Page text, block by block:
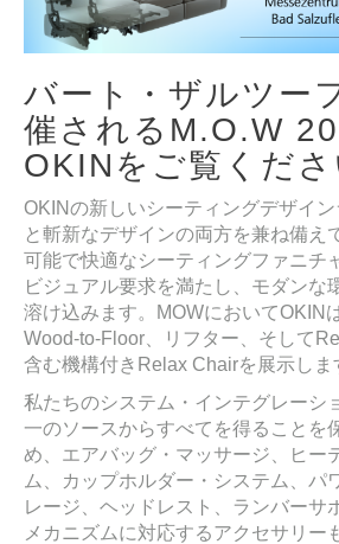
バート・ザルツー
催されるM.O.W
OKINをご覧くださ
OKINの新しいシーティングデザイ
と斬新なデザインの両方を兼ね備え
可能で快適なシーティングファニチ
ビジュアル要求を満たし、モダンな
溶け込みます。MOWにおいてOKIN
Wood-to-Floor、リフター、そして
含む機構付きRelax Chairを展示しま
私たちのシステム・インテグレーシ
一のソースからすべてを得ることを
め、エアバッグ・マッサージ、ヒー
ム、カップホルダー・システム、パ
レージ、ヘッドレスト、ランバーサ
メカニズムに対応するアクセサリー